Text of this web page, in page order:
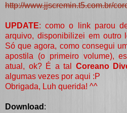
http://www.jjscremin.t5.com.br/
UPDATE: como o link parou
arquivo, disponibilizei em outro
Só que agora, como consegui
apostila (o primeiro volume),
atual, ok? É a tal Coreano
algumas vezes por aqui :P
Obrigada, Luh querida! ^^
Download :